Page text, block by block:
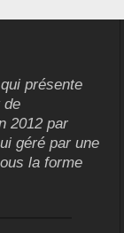
présente
de
2012 par
géré par une
la forme